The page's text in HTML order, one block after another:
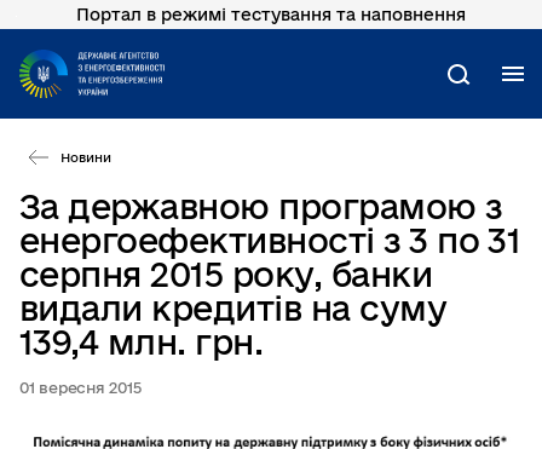
Перейти
основного
вмісту
Портал в режимі тестування та наповнення
Пошук
Новини
За державною програмою з
енергоефективності з 3 по 31
серпня 2015 року, банки
видали кредитів на суму
139,4 млн. грн.
01 вересня 2015